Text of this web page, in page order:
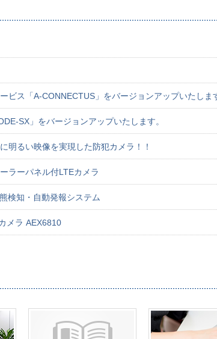
ビス「A-CONNECTUS」をバージョンアップいたしま
SX」をバージョンアップいたします。
明るい映像を実現した防犯カメラ！！
ラーパネル付LTEカメラ
検知・自動発報システム
メラ AEX6810